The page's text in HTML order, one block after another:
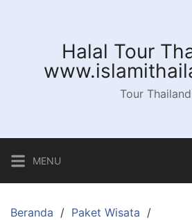
Halal Tour
Tour Thailand
MENU
Beranda
Paket Wisata